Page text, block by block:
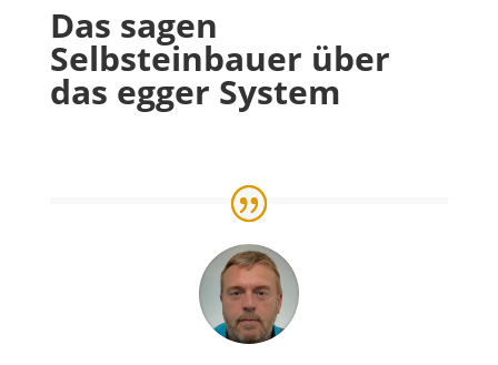
Das sagen
Selbsteinbauer über
das egger System